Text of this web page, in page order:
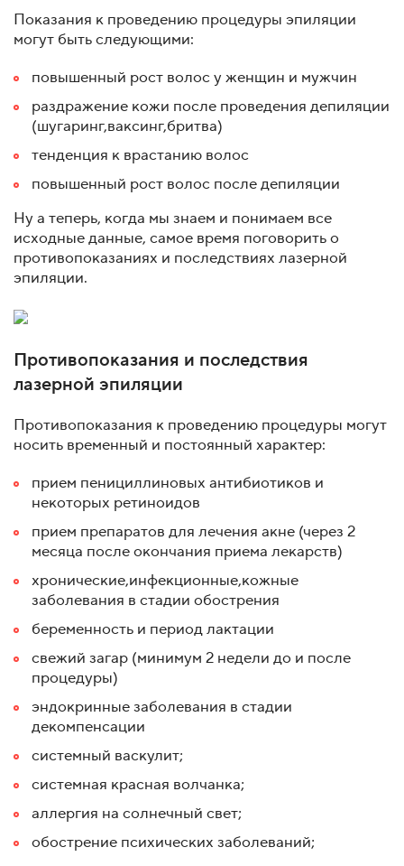
Показания к проведению процедуры эпиляции
могут быть следующими:
повышенный рост волос у женщин и мужчин
раздражение кожи после проведения депиляции
(шугаринг,ваксинг,бритва)
тенденция к врастанию волос
повышенный рост волос после депиляции
Ну а теперь, когда мы знаем и понимаем все
исходные данные, самое время поговорить о
противопоказаниях и последствиях лазерной
эпиляции.
Противопоказания и последствия
лазерной эпиляции
Противопоказания к проведению процедуры могут
носить временный и постоянный характер:
прием пенициллиновых антибиотиков и
некоторых ретиноидов
прием препаратов для лечения акне (через 2
месяца после окончания приема лекарств)
хронические,инфекционные,кожные
заболевания в стадии обострения
беременность и период лактации
свежий загар (минимум 2 недели до и после
процедуры)
эндокринные заболевания в стадии
декомпенсации
системный васкулит;
системная красная волчанка;
аллергия на солнечный свет;
обострение психических заболеваний;